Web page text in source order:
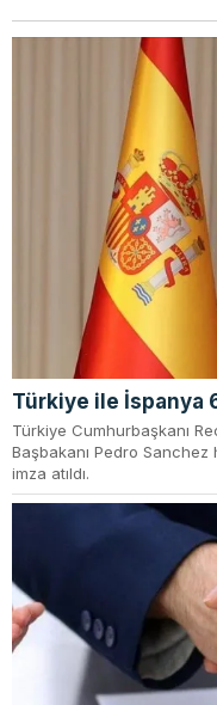
Türkiye ile İspanya
Türkiye Cumhurbaşkanı
Başbakanı Pedro
imza atıldı.